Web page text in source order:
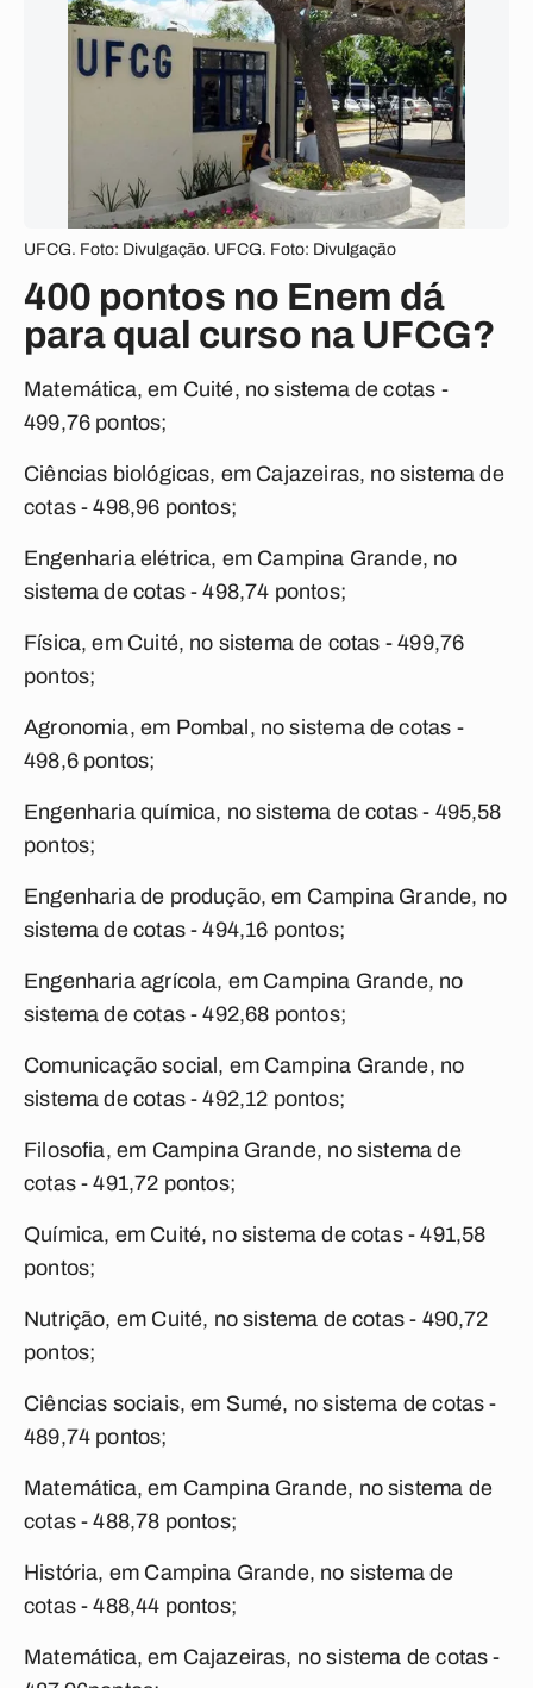
UFCG. Foto: Divulgação. UFCG. Foto: Divulgação
400 pontos no Enem dá
para qual curso na UFCG?
Matemática, em Cuité, no sistema de cotas -
499,76 pontos;
Ciências biológicas, em Cajazeiras, no sistema de
cotas - 498,96 pontos;
Engenharia elétrica, em Campina Grande, no
sistema de cotas - 498,74 pontos;
Física, em Cuité, no sistema de cotas - 499,76
pontos;
Agronomia, em Pombal, no sistema de cotas -
498,6 pontos;
Engenharia química, no sistema de cotas - 495,58
pontos;
Engenharia de produção, em Campina Grande, no
sistema de cotas - 494,16 pontos;
Engenharia agrícola, em Campina Grande, no
sistema de cotas - 492,68 pontos;
Comunicação social, em Campina Grande, no
sistema de cotas - 492,12 pontos;
Filosofia, em Campina Grande, no sistema de
cotas - 491,72 pontos;
Química, em Cuité, no sistema de cotas - 491,58
pontos;
Nutrição, em Cuité, no sistema de cotas - 490,72
pontos;
Ciências sociais, em Sumé, no sistema de cotas -
489,74 pontos;
Matemática, em Campina Grande, no sistema de
cotas - 488,78 pontos;
História, em Campina Grande, no sistema de
cotas - 488,44 pontos;
Matemática, em Cajazeiras, no sistema de cotas -